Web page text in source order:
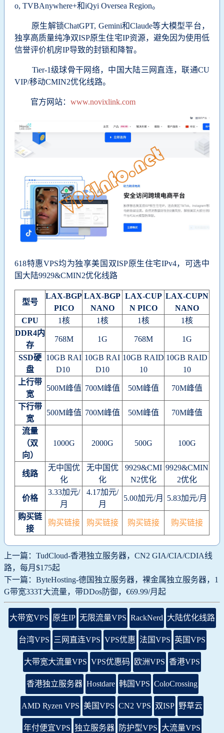
o, TVBAnywhere+和iQyi Oversea Region。
原生解锁ChatGPT, Gemini和Claude等大模型平台，
独享高质量纯净双ISP原生住宅IP资源，避免因为使用低
信誉评价机房IP导致的封锁和降智。
Tier-1级球骨干网络，中国大陆三网直连，联通CU
VIP/移动CMIN2优化线路。
官方网站： www.novixlink.com
618特惠VPS均为独享美国双ISP原生住宅IPv4，可选中
国大陆9929&CMIN2优化线路
型号
LAX-BGP
PICO
LAX-BGP
NANO
LAX-CUP
N PICO
LAX-CUPN
NANO
CPU
1核 1核 1核
1核
DDR4内
存
768M 1G 768M 1G
SSD硬
盘
10GB RAI
D10
10GB RAI
D10
10GB RAID
10
10GB RAID
10
上行带
宽
500M峰值 700M峰值 50M峰值 70M峰值
下行带
宽
500M峰值 700M峰值 50M峰值 70M峰值
流量
（双
向）
1000G 2000G 500G 100G
线路
无中国优
化
无中国优
化
9929&CMI
N2优化
9929&CMIN
2优化
价格
3.33加元/
月
4.17加元/
月
5.00加元/月 5.83加元/月
购买链
接
购买链接 购买链接 购买链接 购买链接
上一篇：TudCloud-香港独立服务器，CN2 GIA/CIA/CDIA线
路，每月$175起
下一篇：ByteHosting-德国独立服务器，裸金属独立服务器，1
G带宽333T大流量，带DDos防御，€69.99/月起
大带宽VPS 原生IP 无限流量VPS RackNerd 大陆优化线路
台湾VPS 三网直连VPS VPS优惠 法国VPS 英国VPS
大带宽大流量VPS VPS优惠码 欧洲VPS 香港VPS
香港独立服务器 Hostdare 韩国VPS ColoCrossing
AMD Ryzen VPS 美国VPS CN2 VPS 双ISP 野草云
年付便宜VPS 独立服务器 防护型VPS 大流量VPS